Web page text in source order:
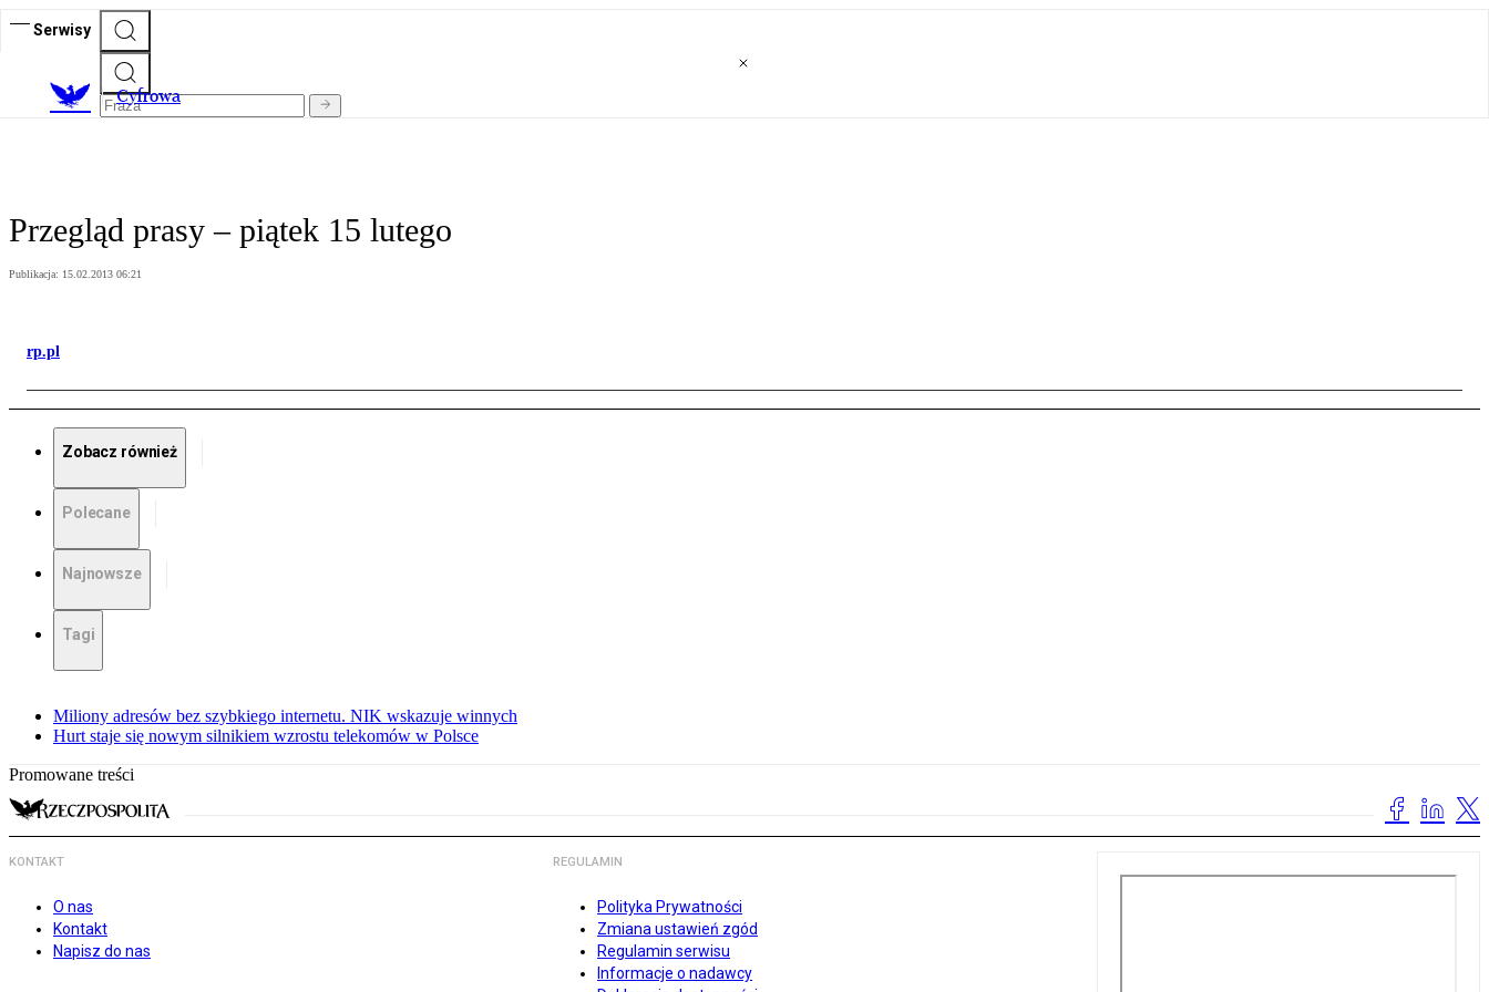
Serwisy
Cyfrowa
Przegląd prasy – piątek 15 lutego
Publikacja: 15.02.2013 06:21
rp.pl
Zobacz również
Polecane
Najnowsze
Tagi
Miliony adresów bez szybkiego internetu. NIK wskazuje winnych
Hurt staje się nowym silnikiem wzrostu telekomów w Polsce
Promowane treści
KONTAKT
O nas
Kontakt
Napisz do nas
REGULAMIN
Polityka Prywatności
Zmiana ustawień zgód
Regulamin serwisu
Informacje o nadawcy